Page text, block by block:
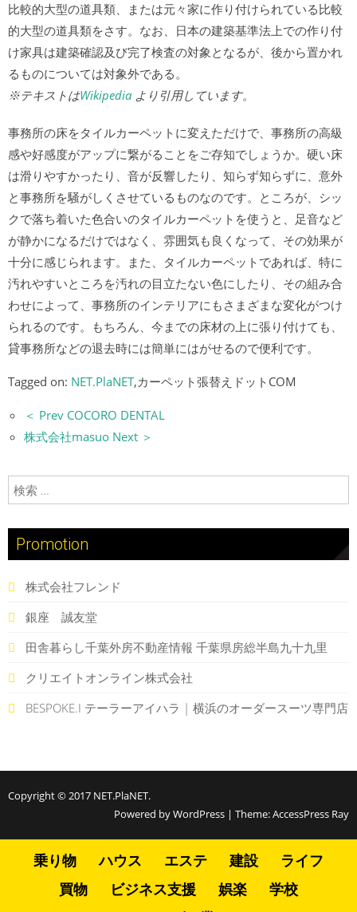
比較的大型の道具類、または元々家に作り付けられている比較
的大型の道具類をさす。なお、日本の建築基準法上での作り付
け家具は建築確認及び完了検査の対象となるが、後から置かれ
るものについては対象外である。
※テキストはWikipedia より引用しています。
事務所の床をタイルカーペットに変えただけで、事務所の高級
感や好感度がアップに繋がることをご存知でしょうか。硬い床
は滑りやすかったり、音が反響したり、知らず知らずに、意外
と事務所を騒がしくさせているものなのです。ところが、シッ
クで落ち着いた色合いのタイルカーペットを使うと、足音など
が静かになるだけではなく、雰囲気も良くなって、その効果が
十分に感じられます。また、タイルカーペットであれば、特に
汚れやすいところを汚れの目立たない色にしたり、その組み合
わせによって、事務所のインテリアにもさまざまな変化がつけ
られるのです。もちろん、今までの床材の上に張り付けても、
貸事務所などの退去時には簡単にはがせるので便利です。
Tagged on: NET.PlaNET,カーペット張替えドットCOM
＜ Prev COCORO DENTAL
株式会社masuo Next ＞
検索:
Promotion
株式会社フレンド
銀座 誠友堂
田舎暮らし千葉外房不動産情報 千葉県房総半島九十九里
クリエイトオンライン株式会社
BESPOKE.I テーラーアイハラ | 横浜のオーダースーツ専門店
Copyright © 2017 NET.PlaNET.
Powered by WordPress | Theme:AccessPress Ray
乗り物 ハウス エステ 建設
ライフ
買物
ビジネス支援 娯楽
学校